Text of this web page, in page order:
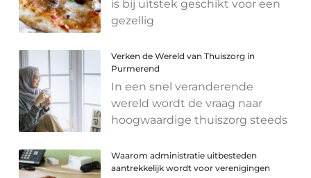
is bij uitstek geschikt voor een
gezellig
Verken de Wereld van Thuiszorg in
Purmerend
In een snel veranderende
wereld wordt de vraag naar
hoogwaardige thuiszorg steeds
Waarom administratie uitbesteden
aantrekkelijk wordt voor verenigingen